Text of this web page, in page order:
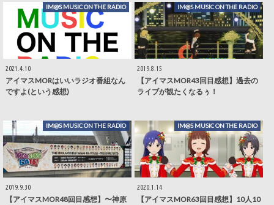
IM@S MUSIC ON THE RADIO
2021.4.10
アイマスMORはいいラジオ番組なん
ですよ(という感想)
IM@S MUSIC ON THE RADIO
2019.8.15
【アイマスMOR43回目感想】過去の
ライブが観たくなるぅ！
IM@S MUSIC ON THE RADIO
2019.9.30
【アイマスMOR48回目感想】〜神原
IM@S MUSIC ON THE RADIO
2020.1.14
【アイマスMOR63回目感想】10人10